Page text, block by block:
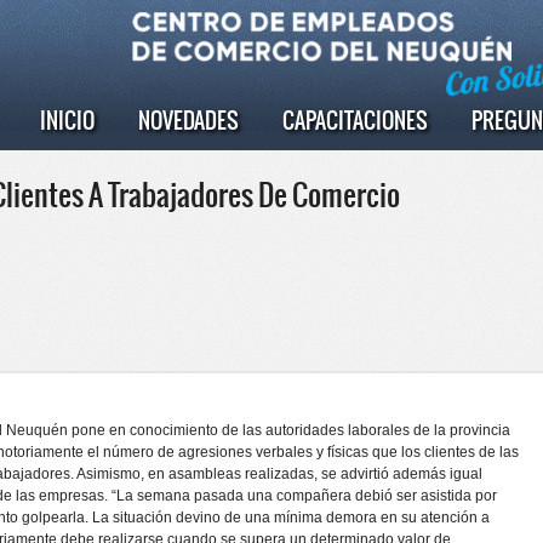
INICIO NOVEDADES CAPACITACIONES
A Trabajadores De Comercio
pone en conocimiento de las autoridades laborales de la provincia
el número de agresiones verbales y físicas que los clientes de las
Asimismo, en asambleas realizadas, se advirtió además igual
las empresas. “La semana pasada una compañera debió ser asistida por
golpearla. La situación devino de una mínima demora en su atención a
debe realizarse cuando se supera un determinado valor de